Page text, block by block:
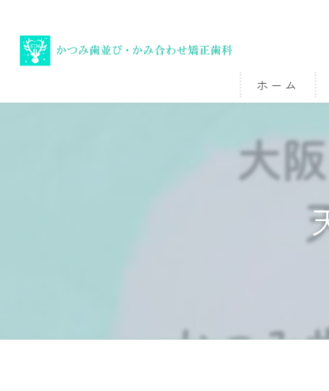
ホーム